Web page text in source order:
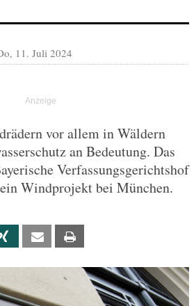
11. Juli 2024
vor allem in Wäldern
an Bedeutung. Das
Verfassungsgerichtshof
Windprojekt bei München.
Xing Email